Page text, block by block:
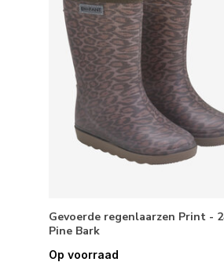
Gevoerde regenlaarzen Print -
Pine Bark
Op voorraad